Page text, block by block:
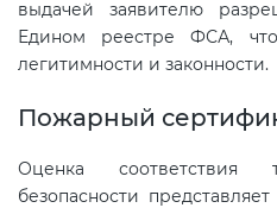
выдачей заявителю
Едином реестре ФСА,
легитимности и законности.
Пожарный
Оценка соответствия
безопасности